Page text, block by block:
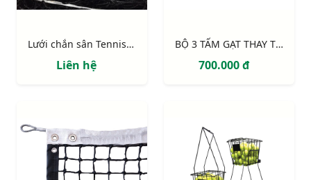
Lưới chắn sân Tennis ô 48mm sợi 2mm
Liên hệ
BỘ 3 TẤM GẠT THAY THẾ CỦA XE GẠT NƯỚC
700.000 đ